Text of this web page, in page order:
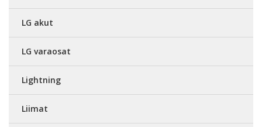
LG akut
LG varaosat
Lightning
Liimat